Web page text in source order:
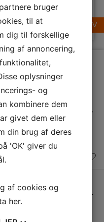
I KURV 1.199,-
LÆG I KURV
Smeg Håndmikser Smeg Sodamaker SKC01EGM
bruger
til at
dig til forskellige
af annoncering,
oplysninger
og
kombinere dem
givet dem eller
din brug af deres
'OK' giver du
af cookies og
her.